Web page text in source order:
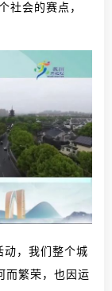
社会的赛点，
动，我们整个城
而繁荣，也因运